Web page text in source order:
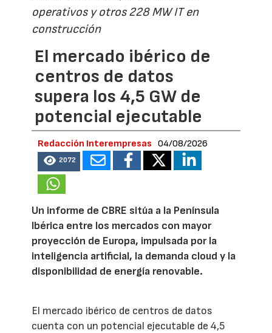
operativos y otros 228 MW IT en
construcción
El mercado ibérico de
centros de datos
supera los 4,5 GW de
potencial ejecutable
Redacción Interempresas 04/08/2026
2072
Un informe de CBRE sitúa a la Península
Ibérica entre los mercados con mayor
proyección de Europa, impulsada por la
inteligencia artificial, la demanda cloud y la
disponibilidad de energía renovable.
El mercado ibérico de centros de datos
cuenta con un potencial ejecutable de 4,5